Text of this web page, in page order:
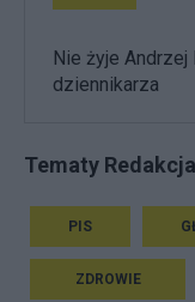
Nie żyje
dziennikarza
Tematy Redakcja
PIS
ZDROWIE